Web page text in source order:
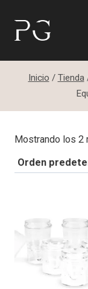
contenido
Inicio / Tienda
Mostrando los 2